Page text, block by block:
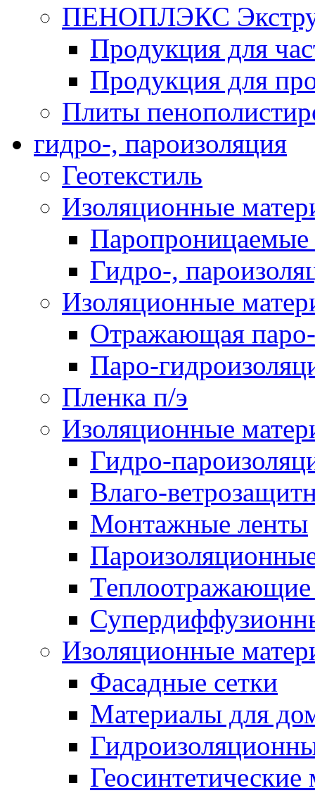
ПЕНОПЛЭКС
Продукция для
Продукция для
Плиты
гидро-, пароизоляция
Геотекстиль
Изоляционные
Гидро-,
Изоляционные
Отражающая
Паро-
Пленка п/э
Изоляционные
Гидро-
Влаго-
Монтажные ленты
Теплоотражающие
Изоляционные
Фасадные сетки
Материалы для
Геосинтетические